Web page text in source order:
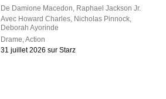
De Damione Macedon, Raphael Jackson Jr.
Avec Howard Charles, Nicholas Pinnock,
Deborah Ayorinde
Drame,Action
31 juillet 2026 sur Starz